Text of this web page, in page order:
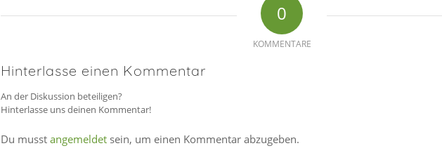
0
KOMMENTARE
Hinterlasse einen Kommentar
An der Diskussion beteiligen?
Hinterlasse uns deinen Kommentar!
Du musst angemeldet sein, um einen Kommentar abzugeben.